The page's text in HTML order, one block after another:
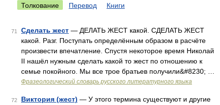
Толкование Перевод Книги
71 Сделать жест — ДЕЛАТЬ ЖЕСТ какой. СДЕЛАТЬ ЖЕСТ
какой. Разг. Поступать определённым образом в расчёте
произвести впечатление. Спустя некоторое время Николай
II нашёл нужным сделать какой то жест по отношению к
семье покойного. Мы все трое братьев получили&#8230; …
Фразеологический словарь русского литературного языка
72 Виктория (жест) — У этого термина существуют и другие